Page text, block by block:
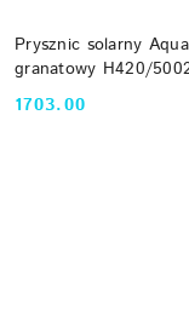
Prysznic solarny
granatowy H420/
Cena:
1703.00